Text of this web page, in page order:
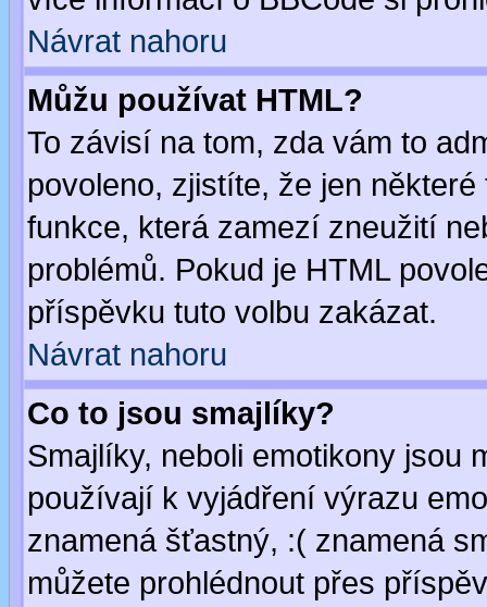
Návrat nahoru
Můžu používat HTML?
To závisí na tom, zda vám to
povoleno, zjistíte, že jen
funkce, která zamezí zneužití
problémů. Pokud je HTML
příspěvku tuto volbu zakázat.
Návrat nahoru
Co to jsou smajlíky?
Smajlíky, neboli emotikony jsou
používají k vyjádření výrazu
znamená šťastný, :( znamená
můžete prohlédnout přes